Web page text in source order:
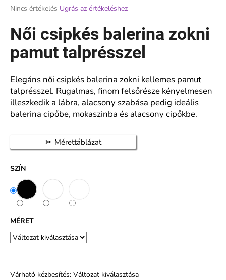
A
átlagos
értékelése
ből
0,0
csillag.
Nincs értékelés Ugrás az értékeléshez
Női csipkés balerina zokni
pamut talprésszel
Elegáns női csipkés balerina zokni kellemes pamut
talprésszel. Rugalmas, finom felsőrésze kényelmesen
illeszkedik a lábra, alacsony szabása pedig ideális
balerina cipőbe, mokaszinba és alacsony cipőkbe.
Mérettáblázat
SZÍN
MÉRET
Várható kézbesítés: Változat kiválasztása
A
j
á
n
l
j
u
k
BAMBUSZ
BOKAZOKNI
738